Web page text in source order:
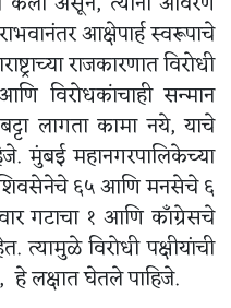
आक्षेपार्ह स्वरूपाचे
राजकारणात विरोधी
विरोधकांचाही सन्मान
लागता कामा नये, याचे
मुंबई महानगरपालिकेच्या
शिवसेनेचे ६५ आणि मनसेचे ६
गटाचा १ आणि काँग्रेसचे
विरोधी पक्षीयांची
हे लक्षात घेतले पाहिजे.